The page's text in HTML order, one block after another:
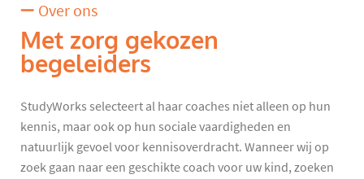
Over ons
Met zorg gekozen
begeleiders
StudyWorks selecteert al haar coaches niet alleen op hun
kennis, maar ook op hun sociale vaardigheden en
natuurlijk gevoel voor kennisoverdracht. Wanneer wij op
zoek gaan naar een geschikte coach voor uw kind, zoeken